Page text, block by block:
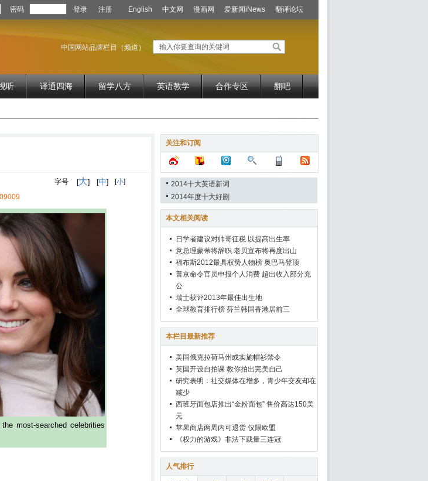
密码 登录 注册 English 中文网 漫画网 爱新闻iNews 翻译论坛
中国网站品牌栏目（频道）
听 译通四海 留学八方 英语教学 合作专区 翻吧
字号 [大] [中] [小]
most-searched celebrities
关注和订阅
2014十大英语新词
2014年度十大好剧
本文相关阅读
日学者建议对帅哥征税 以提高出生率
意总理蒙蒂将辞职 老贝宣布将再度出山
福布斯2012最具权势人物榜 奥巴马登顶
普京命令官员申报个人消费 超出收入部分充
公
瑞士获评2013年最佳出生地
全球教育排行榜 芬兰韩国香港居前三
本栏目最新推荐
美国俄克拉荷马州或实施帽衫禁令
英国开设自拍课 教你拍出完美自己
研究表明：社交媒体在增多，青少年交友却在
减少
西班牙面包店推出“金粉面包” 售价高达150美
元
苹果商店两周内可退货 仅限欧盟
《权力的游戏》非法下载量三连冠
人气排行